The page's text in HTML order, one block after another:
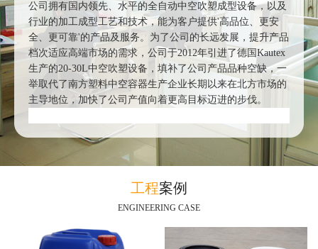
公司拥有国内领先、水平的全自动中空吹塑成型设备，以及
行业的加工成型工艺和技术，能为客户提供'高品位、更安
全、更可靠'的产品及服务。为了公司的长远发展，提升产品
档次适应高端市场的需求，公司于2012年引进了德国Kautex
生产的20-30L中空吹塑设备，填补了公司产品品种空缺，一
举取代了南方塑料中空容器生产企业长期以来在北方市场的
主导地位，加快了公司产值向着更高目标迈进的步伐。
工程案例
ENGINEERING CASE